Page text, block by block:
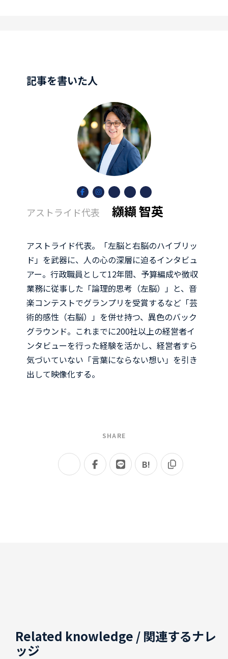
記事を書いた人
ア
イ
コ
ン
ア
イ
コ
ン
ア
イ
コ
ン
ア
イ
コ
ン
ア
イ
コ
ン
アストライド代表 纐纈 智英
アストライド代表。「左脳と右脳のハイブリッ
ド」を武器に、人の心の深層に迫るインタビュ
アー。行政職員として12年間、予算編成や徴収
業務に従事した「論理的思考（左脳）」と、音
楽コンテストでグランプリを受賞するなど「芸
術的感性（右脳）」を併せ持つ、異色のバック
グラウンド。これまでに200社以上の経営者イ
ンタビューを行った経験を活かし、経営者すら
気づいていない「言葉にならない想い」を引き
出して映像化する。
SHARE
B!
Related knowledge / 関連するナレ
ッジ